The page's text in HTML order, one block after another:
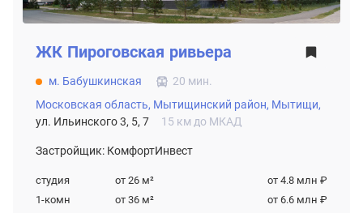
ЖК Пироговская ривьера
м. Бабушкинская
20 мин.
Московская область, Мытищинский район, Мытищи,
ул. Ильинского 3, 5, 7
15 км до МКАД
Застройщик: КомфортИнвест
студия от 26 м²
от 4.8 млн ₽
1-комн
от 36 м²
от 6.6 млн ₽